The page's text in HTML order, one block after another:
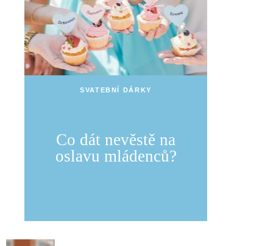
SVATEBNÍ DÁRKY
Co dát nevěstě na
oslavu mládenců?